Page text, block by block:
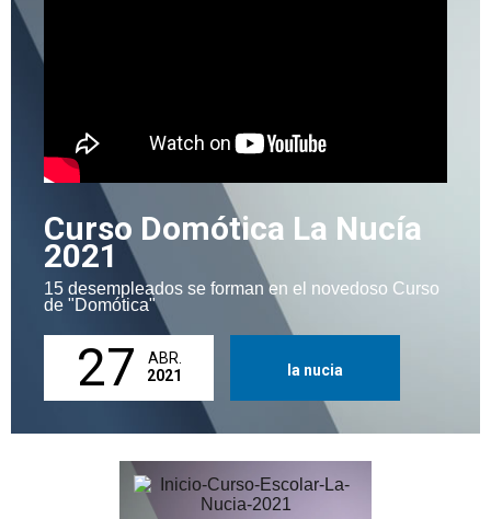
Curso Domótica La Nucía
2021
15 desempleados se forman en el novedoso Curso
de "Domótica"
27
ABR.
2021
la nucia